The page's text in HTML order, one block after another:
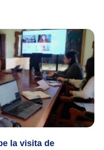
la visita de